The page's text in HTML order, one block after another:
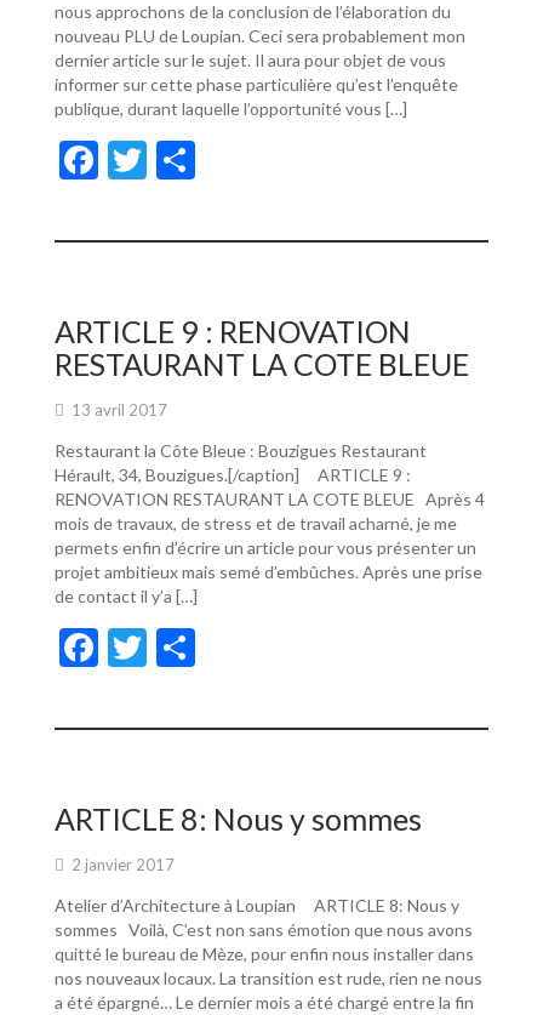
nous approchons de la conclusion de l’élaboration du
nouveau PLU de Loupian. Ceci sera probablement mon
dernier article sur le sujet. Il aura pour objet de vous
informer sur cette phase particulière qu’est l’enquête
publique, durant laquelle l’opportunité vous […]
F
e
o
o
k
T
itt ta
er
ARTICLE 9 : RENOVATION
RESTAURANT LA COTE BLEUE
13 avril 2017
Restaurant la Côte Bleue : Bouzigues Restaurant
Hérault, 34, Bouzigues.[/caption] ARTICLE 9 :
RENOVATION RESTAURANT LA COTE BLEUE Après 4
mois de travaux, de stress et de travail acharné, je me
permets enfin d’écrire un article pour vous présenter un
projet ambitieux mais semé d’embûches. Après une prise
de contact il y’a […]
F
e
o
o
k
T
itt ta
er
ARTICLE 8: Nous y sommes
2 janvier 2017
Atelier d’Architecture à Loupian ARTICLE 8: Nous y
sommes Voilà, C’est non sans émotion que nous avons
quitté le bureau de Mèze, pour enfin nous installer dans
nos nouveaux locaux. La transition est rude, rien ne nous
a été épargné… Le dernier mois a été chargé entre la fin